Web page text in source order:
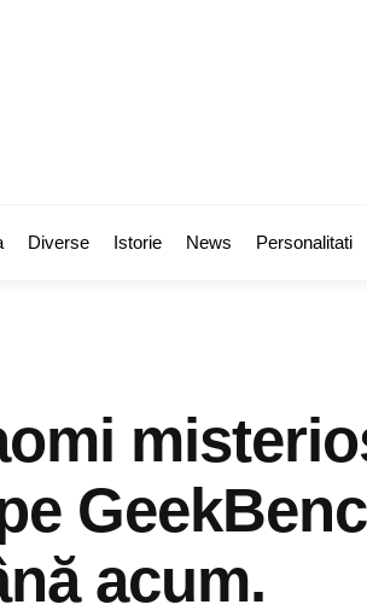
Diverse Istorie News Personalitati
acum.